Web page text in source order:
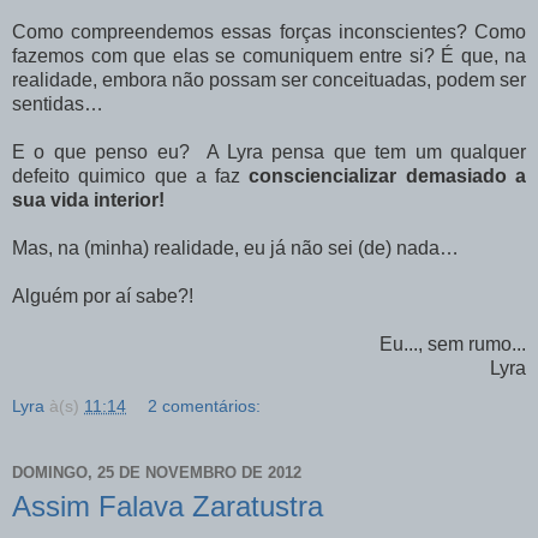
Como compreendemos essas forças inconscientes? Como
fazemos com que elas se comuniquem entre si? É que, na
realidade, embora não possam ser conceituadas, podem ser
sentidas…
E o que penso eu? A Lyra pensa que tem um qualquer
defeito quimico que a fazconsciencializar demasiado a
sua vida interior!
Mas, na (minha) realidade, eu já não sei (de) nada…
Alguém por aí sabe?!
Eu..., sem rumo...
Lyra
Lyra à(s) 11:14 2 comentários:
DOMINGO, 25 DE NOVEMBRO DE 2012
Assim Falava Zaratustra